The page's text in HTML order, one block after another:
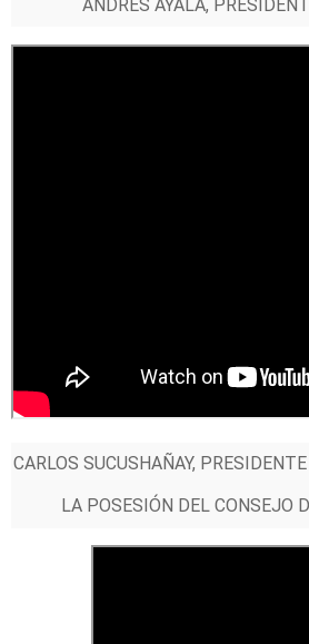
ANDRÉS AYALA,
CARLOS SUCUSHAÑAY,
LA POSESIÓN DEL CONSEJO
LA#CONAIE